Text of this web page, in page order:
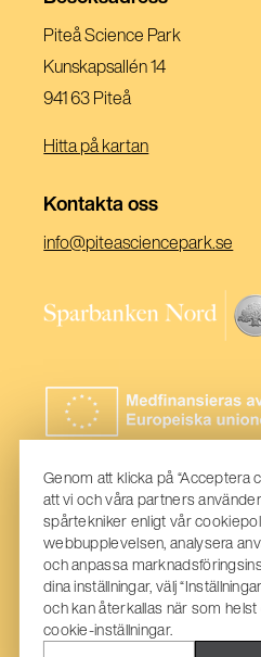
Piteå Science Park
Kunskapsallén 14
941 63 Piteå
Hitta på kartan
Kontakta oss
info@piteasciencepark.se
ett
nytt
(Öppnas
nytt
fönster)
Genom att klicka på “Acceptera
att vi och våra partners
spårtekniker enligt vår
webbupplevelsen, analysera
och anpassa
dina inställningar, välj
och kan återkallas när som
cookie-inställningar.